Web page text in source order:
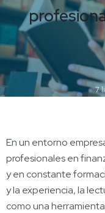
7
En un entorno
profesionales en
y en constante
y la experiencia, la
como una